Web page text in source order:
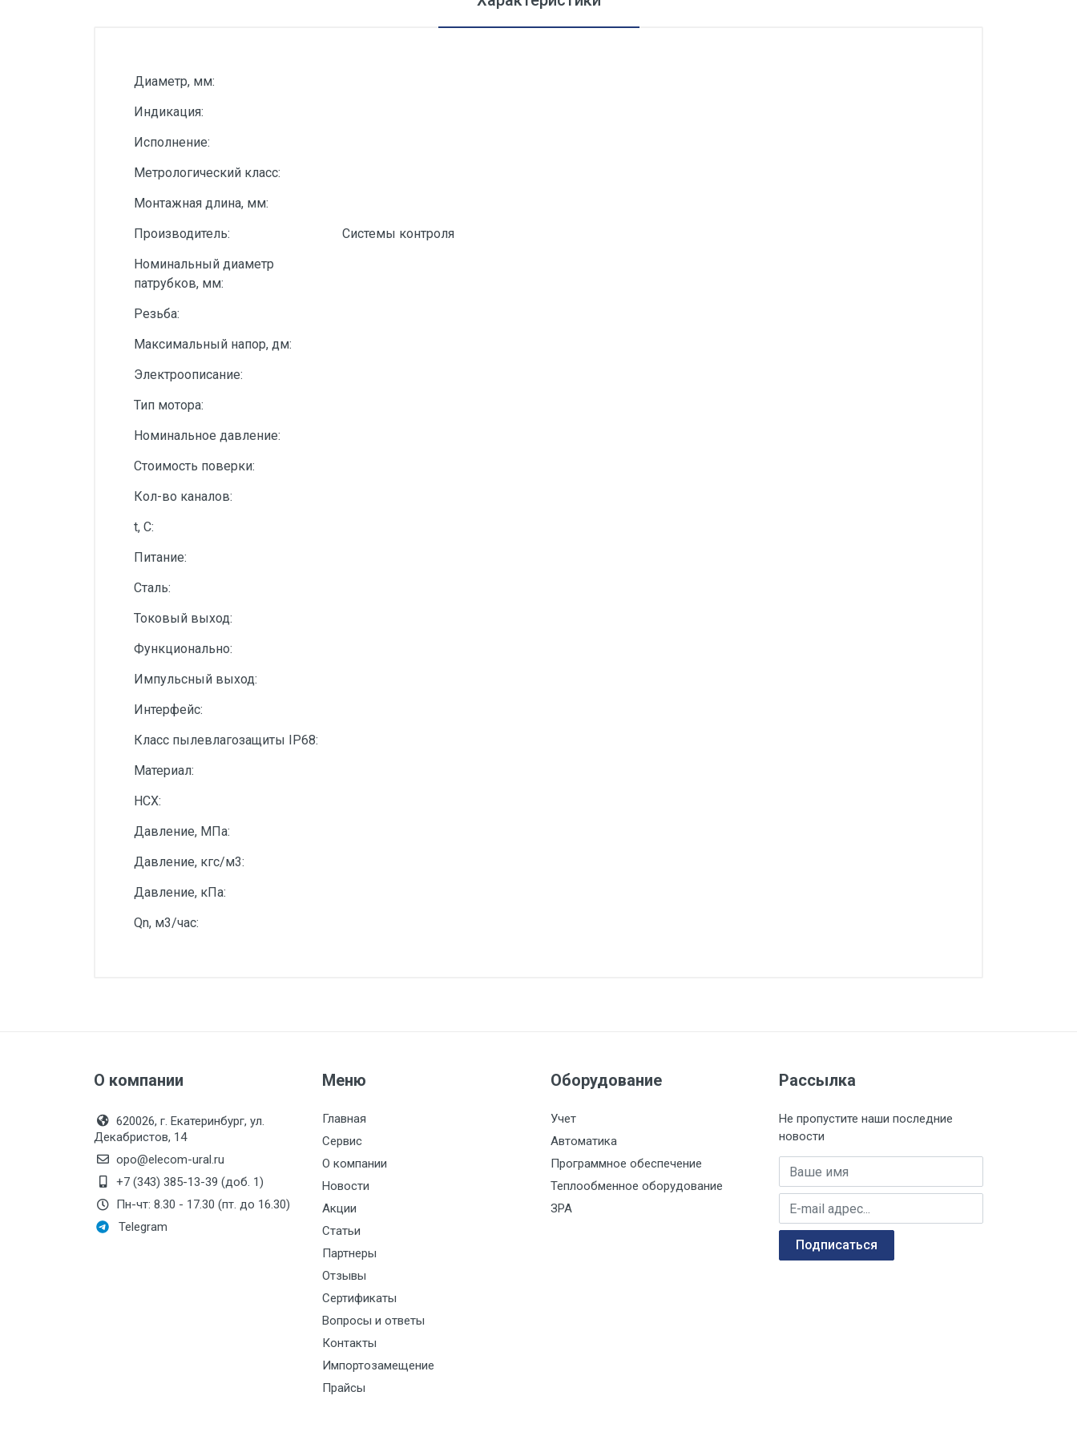
Danfoss
Программное обеспечение
Шаровые краны
Диаметр, мм:
Индикация:
Исполнение:
Метрологический класс:
Монтажная длина, мм:
Производитель:
Системы контроля
Номинальный диаметр
патрубков, мм:
Резьба:
Максимальный напор, дм:
Электроописание:
Тип мотора:
Номинальное давление:
Стоимость поверки:
Кол-во каналов:
t, С:
Питание:
Сталь:
Токовый выход:
Функционально:
Импульсный выход:
Интерфейс:
Класс пылевлагозащиты IP68:
Материал:
НСХ:
Давление, МПа:
Давление, кгс/м3:
Давление, кПа:
Qn, м3/час:
О компании
620026, г. Екатеринбург, ул.
Декабристов, 14
opo@elecom-ural.ru
+7 (343) 385-13-39 (доб. 1)
Пн-чт: 8.30 - 17.30 (пт. до 16.30)
Telegram
Меню
Главная
Сервис
О компании
Новости
Акции
Статьи
Партнеры
Отзывы
Сертификаты
Вопросы и ответы
Контакты
Импортозамещение
Прайсы
Оборудование
Учет
Автоматика
Программное обеспечение
Теплообменное оборудование
ЗРА
Рассылка
Не пропустите наши последние
новости
Имя
E-mail адрес
Подписаться